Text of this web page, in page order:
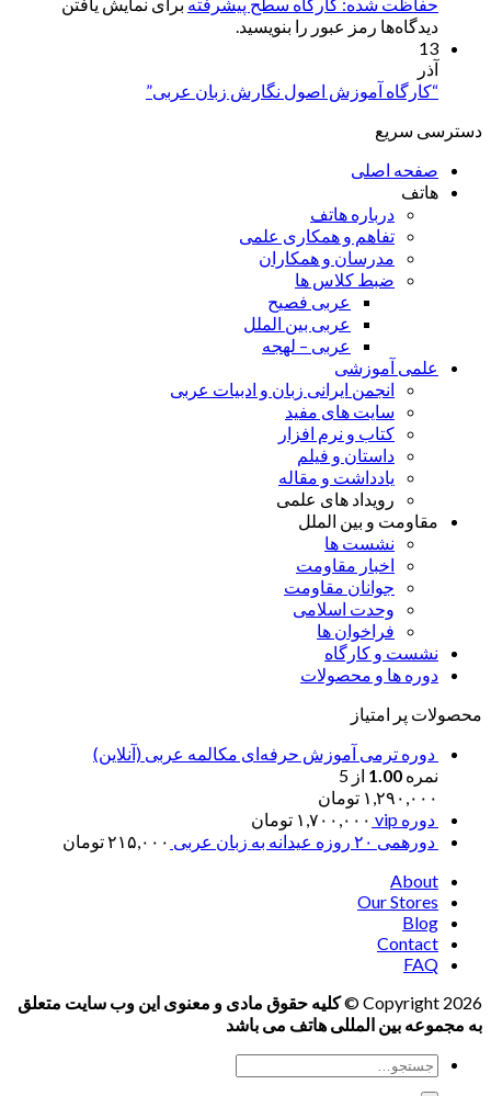
دیدگاه‌ها رمز عبور را بنویسید.
13
آذر
“کارگاه آموزش اصول نگارش زبان عربی”
دسترسی سریع
صفحه اصلی
هاتف
درباره هاتف
تفاهم و همکاری علمی
مدرسان و همکاران
ضبط کلاس ها
عربی فصیح
عربی بین الملل
عربی – لهجه
علمی آموزشی
انجمن ایرانی زبان و ادبیات عربی
سایت های مفید
کتاب و نرم افزار
داستان و فیلم
یادداشت و مقاله
رویداد های علمی
مقاومت و بین الملل
نشست ها
اخبار مقاومت
جوانان مقاومت
وحدت اسلامی
فراخوان ها
نشست و کارگاه
دوره ها و محصولات
محصولات پر امتیاز
دوره ترمی آموزش حرفه‌ای مکالمه عربی (آنلاین)
نمره 1.00 از 5
۱,۲۹۰,۰۰۰ تومان
دوره vip
۱,۷۰۰,۰۰۰ تومان
دورهمی ۲۰ روزه عیدانه به زبان عربی
۲۱۵,۰۰۰تومان
About
Our Stores
Blog
Contact
FAQ
Copyright 2026 ©
کلیه حقوق مادی و معنوی این وب سایت متعلق
به مجموعه بین المللی هاتف می باشد
جستجو
برای: